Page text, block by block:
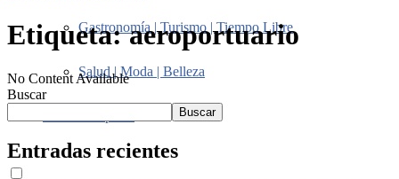
Gastronomía | Turismo | Tiempo Libre
Salud | Moda | Belleza
Etiqueta:aeroportuario
No Content Available
Buscar
Buscar
Entradas recientes